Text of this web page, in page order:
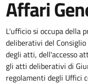
Affari
L'ufficio si occupa della
deliberativi del
degli atti, dell'accesso
gli atti deliberativi di
regolamenti degli Uffici